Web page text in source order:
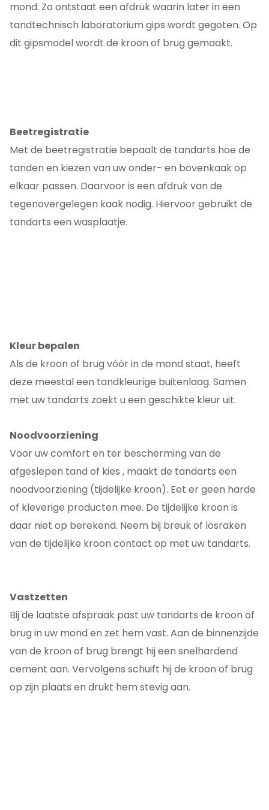
mond. Zo ontstaat een afdruk waarin later in een
tandtechnisch laboratorium gips wordt gegoten. Op
dit gipsmodel wordt de kroon of brug gemaakt.
Beetregistratie
Met de beetregistratie bepaalt de tandarts hoe de
tanden en kiezen van uw onder- en bovenkaak op
elkaar passen. Daarvoor is een afdruk van de
tegenovergelegen kaak nodig. Hiervoor gebruikt de
tandarts een wasplaatje.
Kleur bepalen
Als de kroon of brug vóór in de mond staat, heeft
deze meestal een tandkleurige buitenlaag. Samen
met uw tandarts zoekt u een geschikte kleur uit.
Noodvoorziening
Voor uw comfort en ter bescherming van de
afgeslepen tand of kies , maakt de tandarts een
noodvoorziening (tijdelijke kroon). Eet er geen harde
of kleverige producten mee. De tijdelijke kroon is
daar niet op berekend. Neem bij breuk of losraken
van de tijdelijke kroon contact op met uw tandarts.
Vastzetten
Bij de laatste afspraak past uw tandarts de kroon of
brug in uw mond en zet hem vast. Aan de binnenzijde
van de kroon of brug brengt hij een snelhardend
cement aan. Vervolgens schuift hij de kroon of brug
op zijn plaats en drukt hem stevig aan.